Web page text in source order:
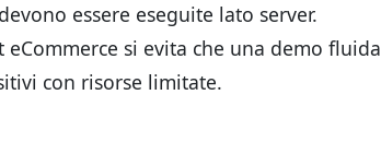
essere eseguite lato server.
si evita che una demo fluida
con risorse limitate.